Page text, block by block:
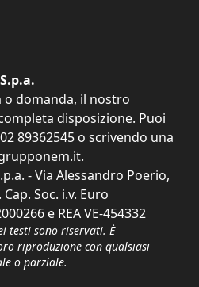
o domanda, il nostro
disposizione. Puoi
02 89362545 o scrivendo una
.
- Via Alessandro Poerio,
Soc. i.v. Euro
e REA VE-454332
testi sono riservati. È
riproduzione con qualsiasi
o parziale.